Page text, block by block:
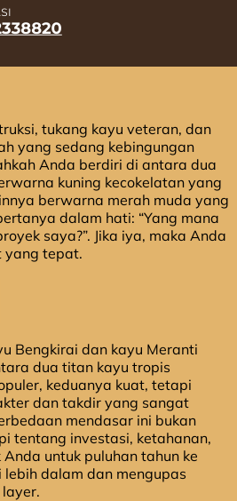
tukang kayu veteran, dan
yang sedang kebingungan
Anda berdiri di antara dua
kuning kecokelatan yang
berwarna merah muda yang
dalam hati: “Yang mana
saya?”. Jika iya, maka Anda
yang tepat.
Bengkirai dan kayu Meranti
dua titan kayu tropis
keduanya kuat, tetapi
dan takdir yang sangat
mendasar ini bukan
tentang investasi, ketahanan,
untuk puluhan tahun ke
dalam dan mengupas